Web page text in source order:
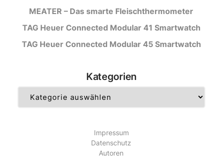
MEATER – Das smarte Fleischthermometer
TAG Heuer Connected Modular 41 Smartwatch
TAG Heuer Connected Modular 45 Smartwatch
Kategorien
Impressum
Datenschutz
Autoren